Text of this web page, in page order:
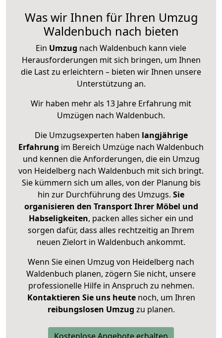
Was wir Ihnen für Ihren Umzug
Waldenbuch nach bieten
Ein Umzug nach Waldenbuch kann viele
Herausforderungen mit sich bringen, um Ihnen
die Last zu erleichtern – bieten wir Ihnen unsere
Unterstützung an.
Wir haben mehr als 13 Jahre Erfahrung mit
Umzügen nach Waldenbuch.
Die Umzugsexperten haben langjährige
Erfahrung im Bereich Umzüge nach Waldenbuch
und kennen die Anforderungen, die ein Umzug
von Heidelberg nach Waldenbuch mit sich bringt.
Sie kümmern sich um alles, von der Planung bis
hin zur Durchführung des Umzugs. Sie
organisieren den Transport Ihrer Möbel und
Habseligkeiten, packen alles sicher ein und
sorgen dafür, dass alles rechtzeitig an Ihrem
neuen Zielort in Waldenbuch ankommt.
Wenn Sie einen Umzug von Heidelberg nach
Waldenbuch planen, zögern Sie nicht, unsere
professionelle Hilfe in Anspruch zu nehmen.
Kontaktieren Sie uns heutenoch, um Ihren
reibungslosen Umzug zu planen.